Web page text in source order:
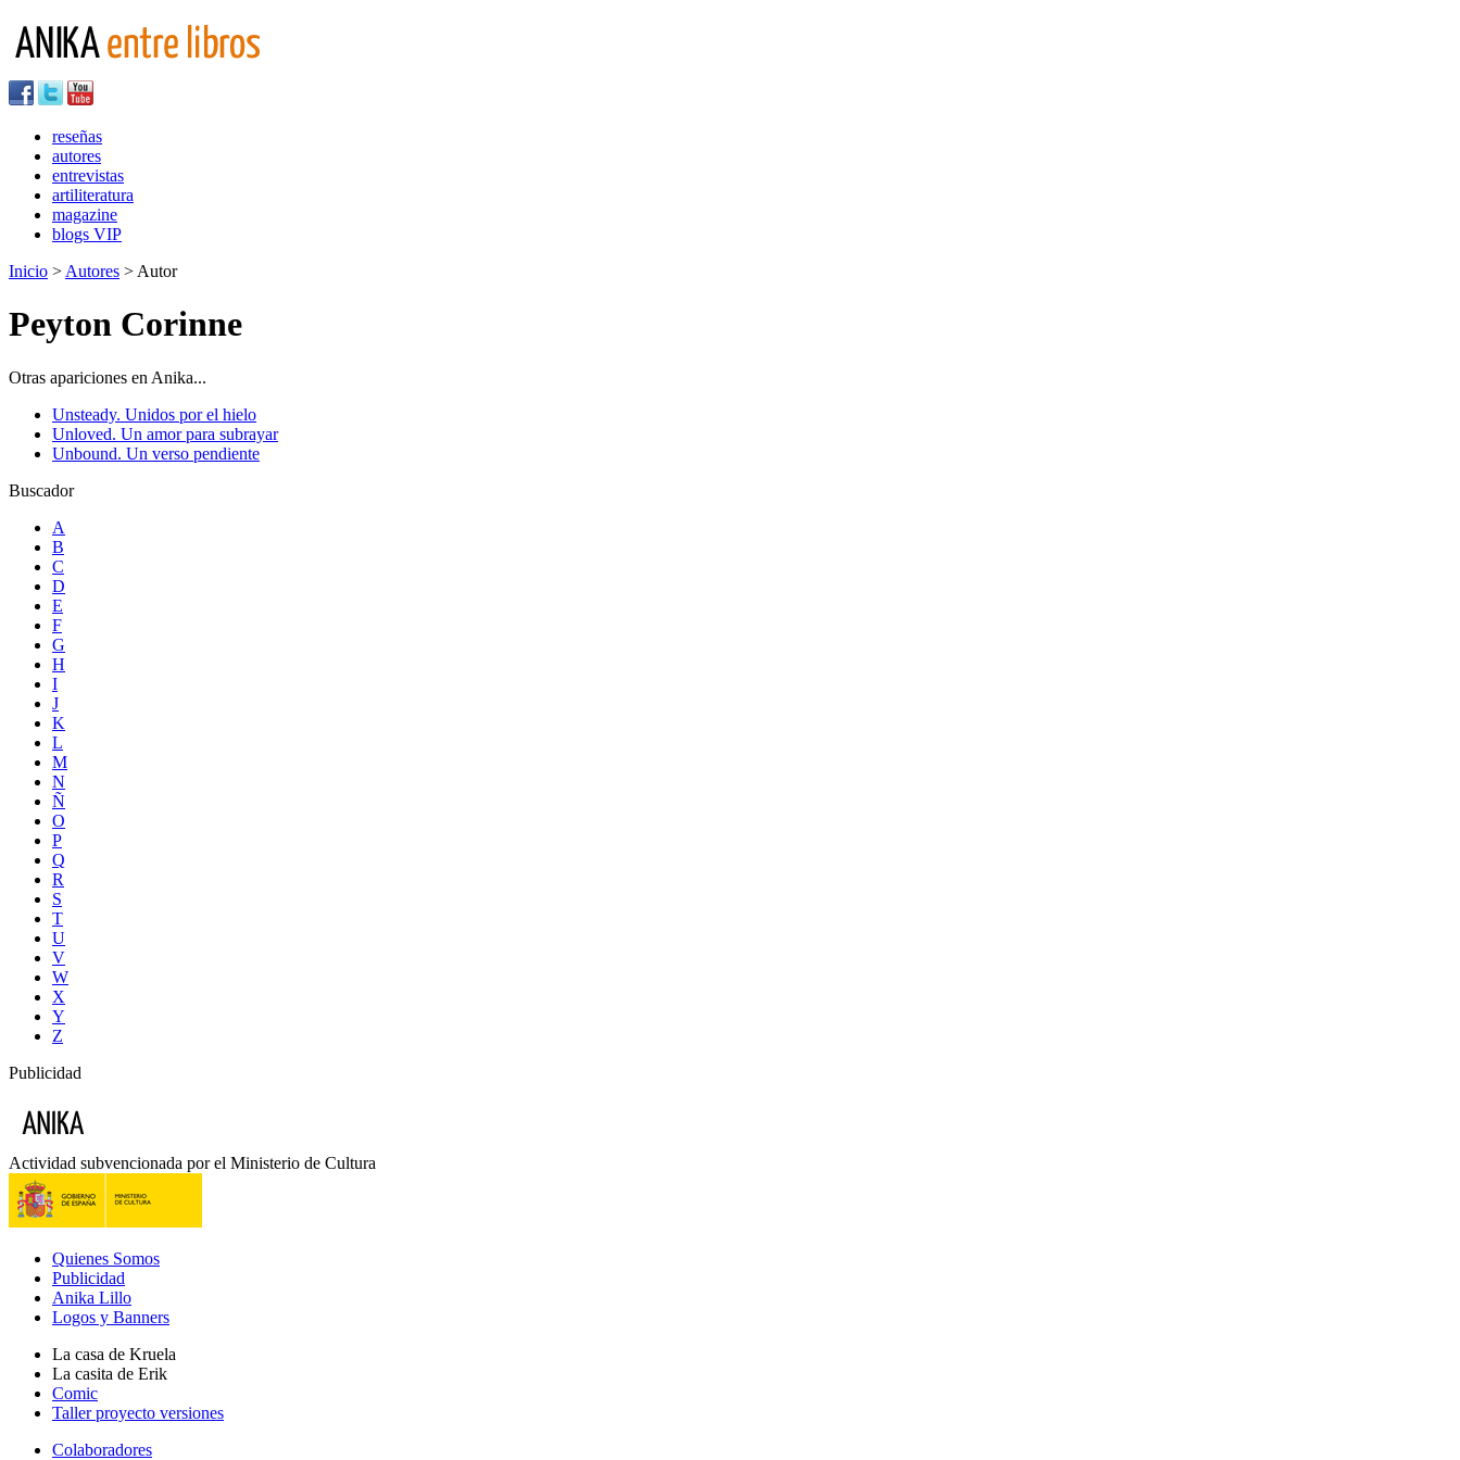
reseñas
autores
entrevistas
artiliteratura
magazine
blogs VIP
Inicio > Autores > Autor
Peyton Corinne
Otras apariciones en Anika...
Unsteady. Unidos por el hielo
Unloved. Un amor para subrayar
Unbound. Un verso pendiente
Buscador
A
B
C
D
E
F
G
H
I
J
K
L
M
N
Ñ
O
P
Q
R
S
T
U
V
W
X
Y
Z
Publicidad
Actividad subvencionada por el Ministerio de Cultura
Quienes Somos
Publicidad
Anika Lillo
Logos y Banners
La casa de Kruela
La casita de Erik
Comic
Taller proyecto versiones
Colaboradores